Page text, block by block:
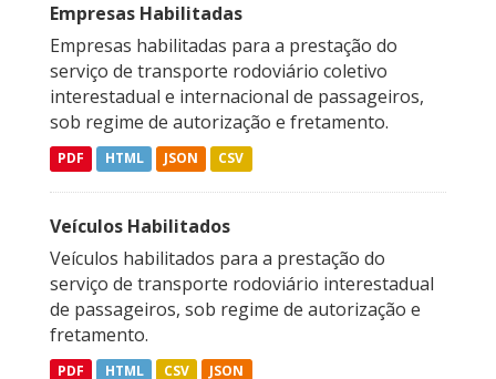
Empresas Habilitadas
Empresas habilitadas para a prestação do
serviço de transporte rodoviário coletivo
interestadual e internacional de passageiros,
sob regime de autorização e fretamento.
PDF HTML JSON CSV
Veículos Habilitados
Veículos habilitados para a prestação do
serviço de transporte rodoviário interestadual
de passageiros, sob regime de autorização e
fretamento.
PDF HTML CSV JSON